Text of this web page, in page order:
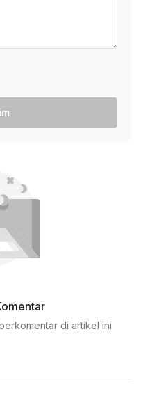
di artikel ini